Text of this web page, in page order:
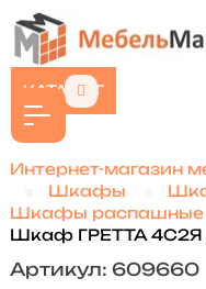
КАТАЛОГ
Интернет-магазин
Шкафы
Шкафы распашные
Шкаф ГРЕТТА 4С2Я
Артикул: 609660